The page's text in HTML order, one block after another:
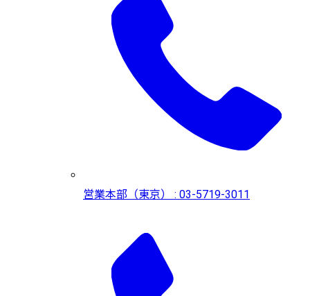
営業本部（東京） : 03-5719-3011